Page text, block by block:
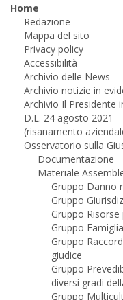
Home
Redazione
Mappa del sito
Privacy policy
Accessibilità
Archivio delle News
Archivio notizie in
Archivio Il Presidente
D.L. 24 agosto 2021
(risanamento
Osservatorio sulla
Documentazione
Materiale
Gruppo Danno
Gruppo
Gruppo
Gruppo
Gruppo
giudice
Gruppo
diversi gradi
Gruppo